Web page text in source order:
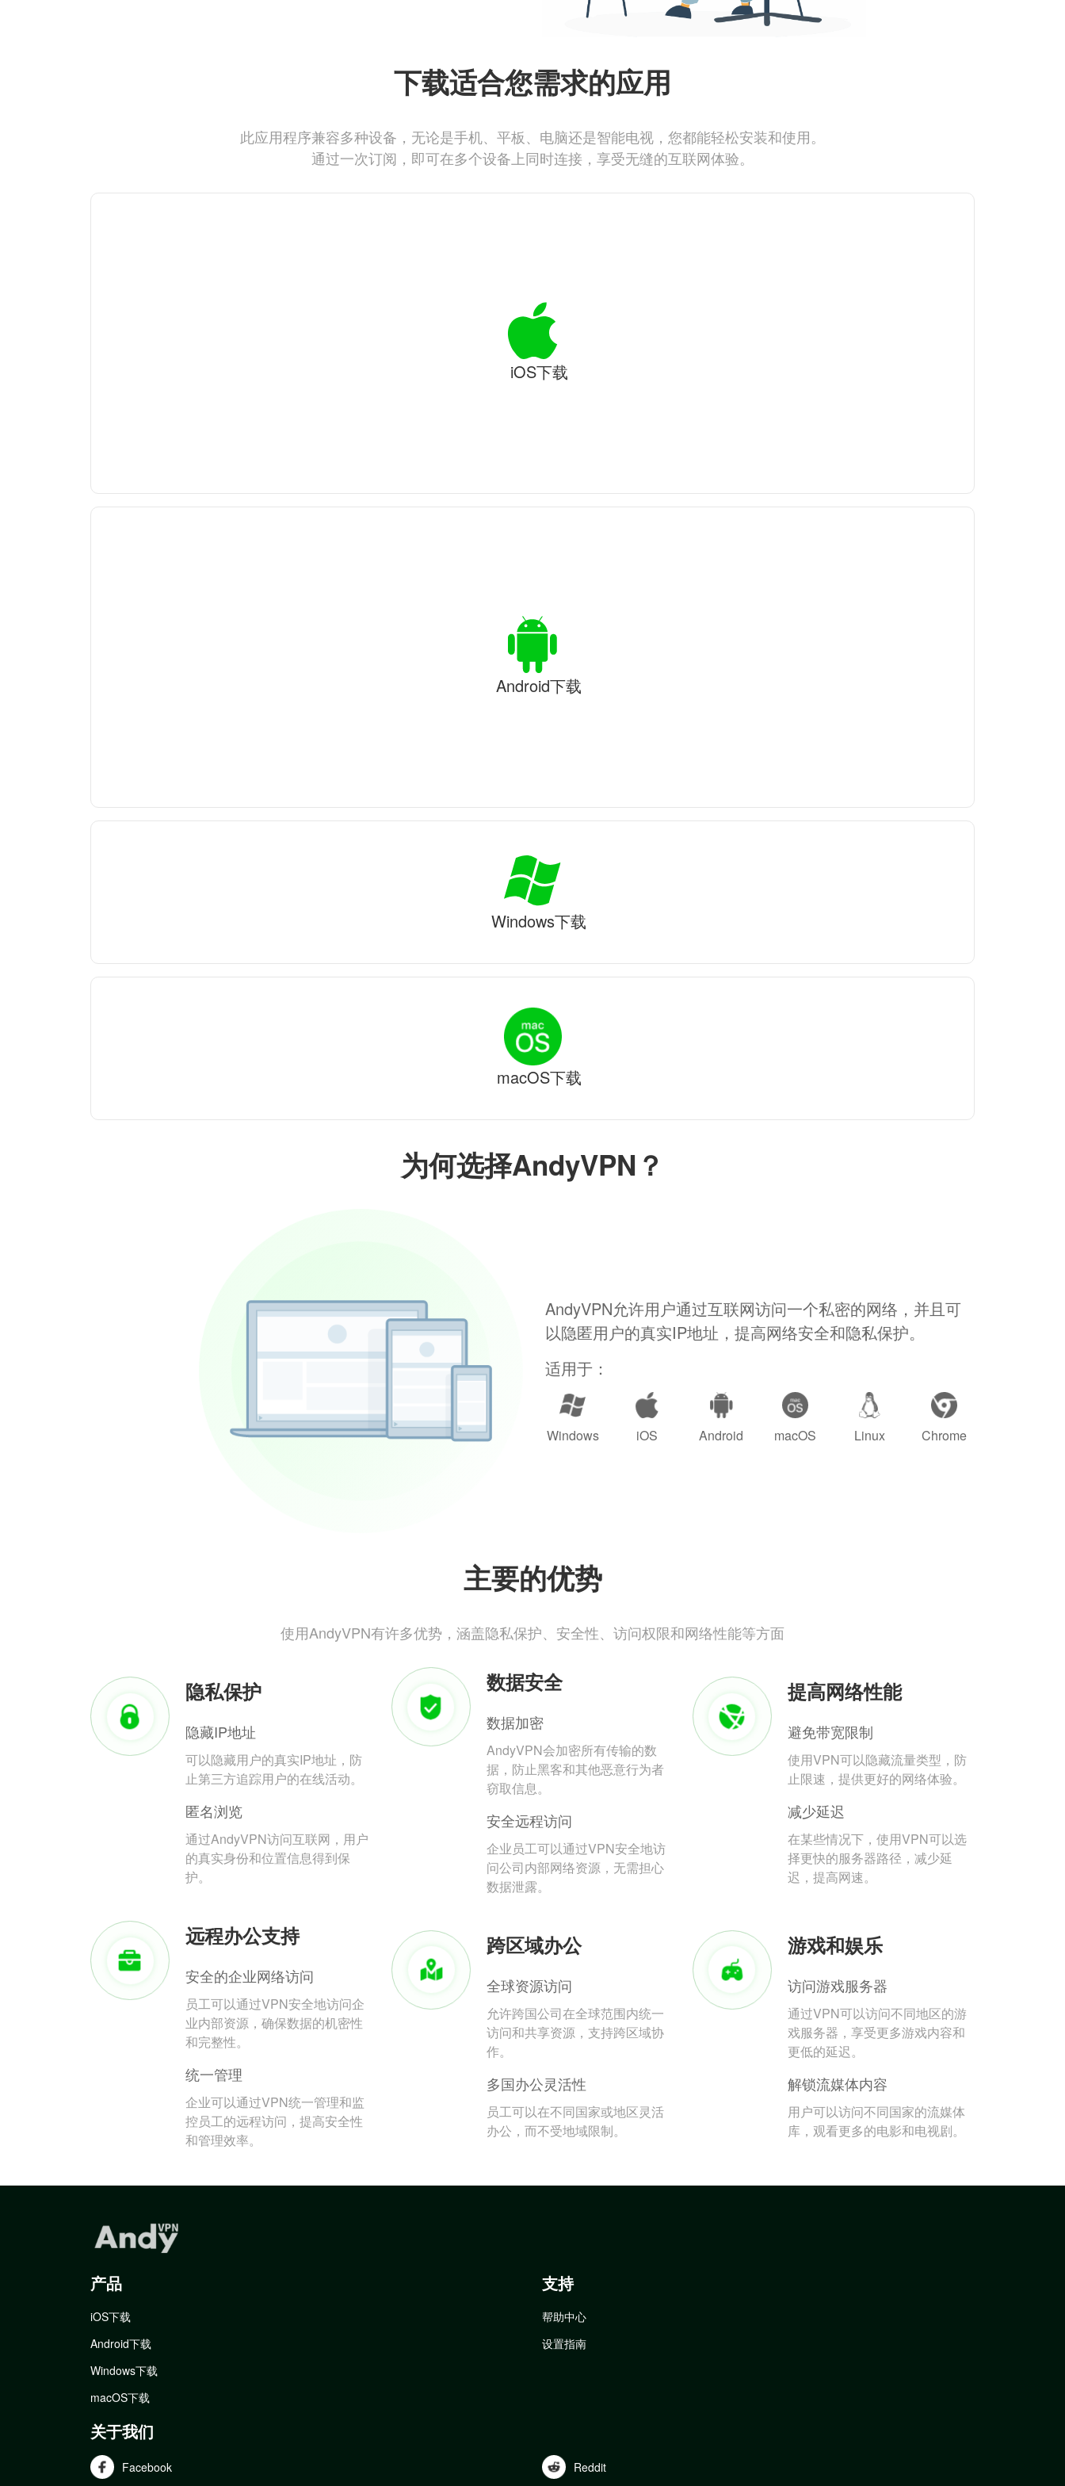
为何选择AndyVPN？
AndyVPN允许用户通过互联网访问一个私密的网络，并且可
以隐匿用户的真实IP地址，提高网络安全和隐私保护。
适用于：
Windows iOS Android macOS Linux Chrome
主要的优势
使用AndyVPN有许多优势，涵盖隐私保护、安全性、访问权限和网络性能等方面
隐私保护
隐藏IP地址
可以隐藏用户的真实IP地址，防
止第三方追踪用户的在线活动。
匿名浏览
通过AndyVPN访问互联网，用户
的真实身份和位置信息得到保
护。
数据安全
数据加密
AndyVPN会加密所有传输的数
据，防止黑客和其他恶意行为者
窃取信息。
安全远程访问
企业员工可以通过VPN安全地访
问公司内部网络资源，无需担心
数据泄露。
提高网络性能
避免带宽限制
使用VPN可以隐藏流量类型，防
止限速，提供更好的网络体验。
减少延迟
在某些情况下，使用VPN可以选
择更快的服务器路径，减少延
迟，提高网速。
远程办公支持
安全的企业网络访问
员工可以通过VPN安全地访问企
业内部资源，确保数据的机密性
和完整性。
统一管理
企业可以通过VPN统一管理和监
控员工的远程访问，提高安全性
和管理效率。
跨区域办公
全球资源访问
允许跨国公司在全球范围内统一
访问和共享资源，支持跨区域协
作。
多国办公灵活性
员工可以在不同国家或地区灵活
办公，而不受地域限制。
游戏和娱乐
访问游戏服务器
通过VPN可以访问不同地区的游
戏服务器，享受更多游戏内容和
更低的延迟。
解锁流媒体内容
用户可以访问不同国家的流媒体
库，观看更多的电影和电视剧。
下载适合您需求的应用
此应用程序兼容多种设备，无论是手机、平板、电脑还是智能电视，您都能轻松安装和使用。
通过一次订阅，即可在多个设备上同时连接，享受无缝的互联网体验。
iOS下载
Android下载
Windows下载
macOS下载
产品
iOS下载
Android下载
Windows下载
macOS下载
支持
帮助中心
设置指南
关于我们
Facebook Reddit